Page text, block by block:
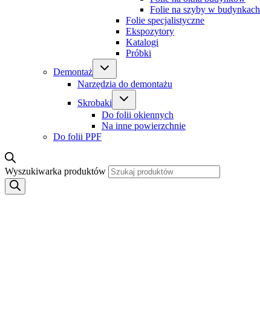
Folie na szyby w budynkach
Folie specjalistyczne
Ekspozytory
Katalogi
Próbki
Demontaż
Narzędzia do demontażu
Skrobaki
Do folii okiennych
Na inne powierzchnie
Do folii PPF
Wyszukiwarka produktów